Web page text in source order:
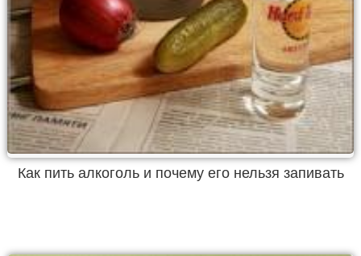
Как пить алкоголь и почему его нельзя запивать